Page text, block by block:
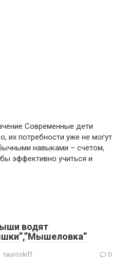
Современные дети
их потребности уже не могут
навыками – счетом,
эффективно учиться и
водят
tauroskiff 0